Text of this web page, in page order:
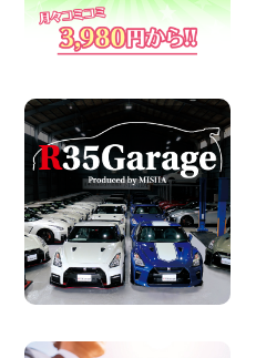
体調崩してま
ハイエースワ
ールが付いて
※※超格安日額
の軽バンのレ
島根県 出雲ド